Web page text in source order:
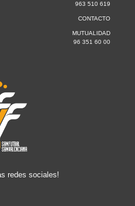
963 510 619
CONTACTO
MUTUALIDAD
96 351 60 00
redes sociales!